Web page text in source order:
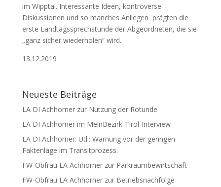
im Wipptal. Interessante Ideen, kontroverse
Diskussionen und so manches Anliegen prägten die
erste Landtagssprechstunde der Abgeordneten, die sie
„ganz sicher wiederholen“ wird.
13.12.2019
Neueste Beiträge
LA DI Achhorner zur Nutzung der Rotunde
LA DI Achhorner im MeinBezirk-Tirol-Interview
LA DI Achhorner: Utl.: Warnung vor der geringen
Faktenlage im Transitprozess.
FW-Obfrau LA Achhorner zur Parkraumbewirtschaft
FW-Obfrau LA Achhorner zur Betriebsnachfolge